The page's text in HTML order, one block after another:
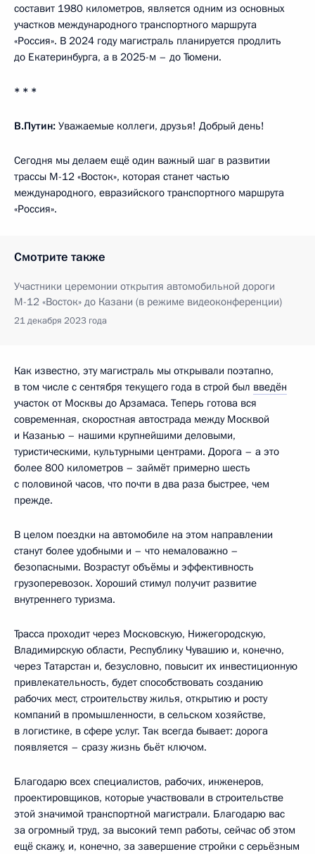
составит 1980 километров, является одним из основных
участков международного транспортного маршрута
«Россия». В 2024 году магистраль планируется продлить
до Екатеринбурга, а в 2025-м – до Тюмени.
* * *
В.Путин: Уважаемые коллеги, друзья! Добрый день!
Сегодня мы делаем ещё один важный шаг в развитии
трассы М-12 «Восток», которая станет частью
международного, евразийского транспортного маршрута
«Россия».
Смотрите также
Участники церемонии открытия автомобильной дороги
М-12 «Восток» до Казани (в режиме видеоконференции)
21 декабря 2023 года
Как известно, эту магистраль мы открывали поэтапно,
в том числе с сентября текущего года в строй был введён
участок от Москвы до Арзамаса. Теперь готова вся
современная, скоростная автострада между Москвой
и Казанью – нашими крупнейшими деловыми,
туристическими, культурными центрами. Дорога – а это
более 800 километров – займёт примерно шесть
с половиной часов, что почти в два раза быстрее, чем
прежде.
В целом поездки на автомобиле на этом направлении
станут более удобными и – что немаловажно –
безопасными. Возрастут объёмы и эффективность
грузоперевозок. Хороший стимул получит развитие
внутреннего туризма.
Трасса проходит через Московскую, Нижегородскую,
Владимирскую области, Республику Чувашию и, конечно,
через Татарстан и, безусловно, повысит их инвестиционную
привлекательность, будет способствовать созданию
рабочих мест, строительству жилья, открытию и росту
компаний в промышленности, в сельском хозяйстве,
в логистике, в сфере услуг. Так всегда бывает: дорога
появляется – сразу жизнь бьёт ключом.
Благодарю всех специалистов, рабочих, инженеров,
проектировщиков, которые участвовали в строительстве
этой значимой транспортной магистрали. Благодарю вас
за огромный труд, за высокий темп работы, сейчас об этом
ещё скажу, и, конечно, за завершение стройки с серьёзным